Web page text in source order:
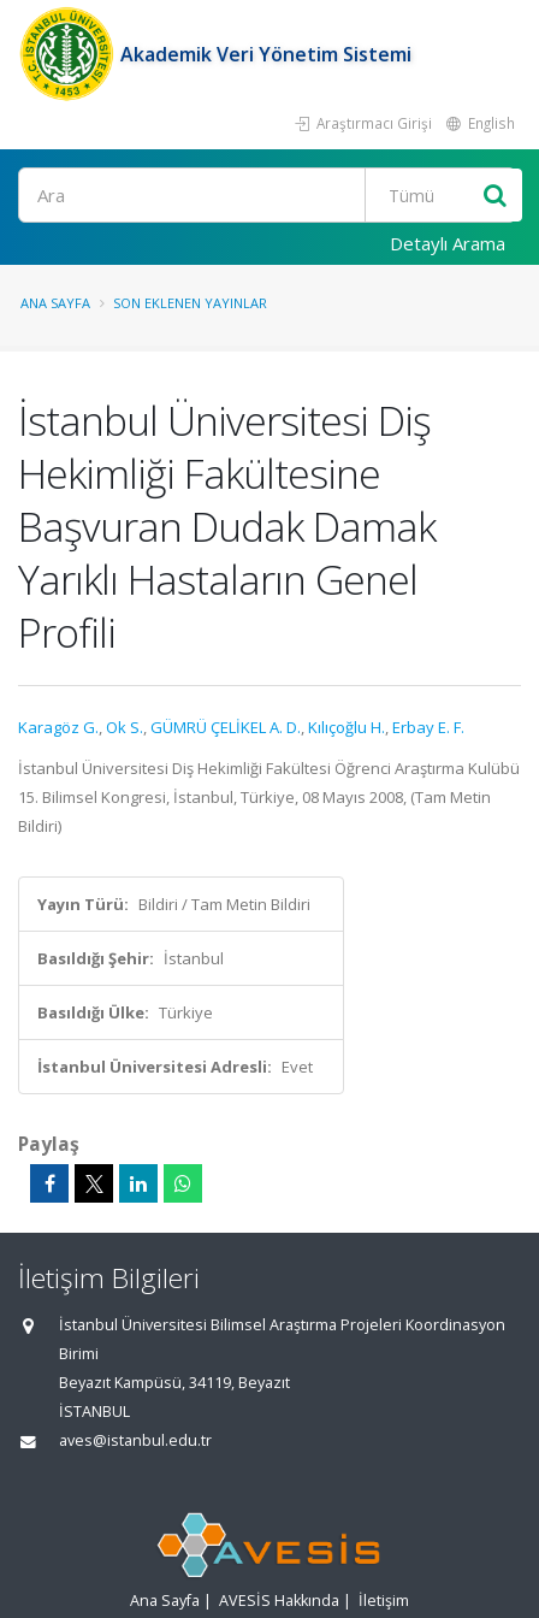
Akademik Veri Yönetim Sistemi
Araştırmacı Girişi English
Ara
Detaylı Arama
ANA SAYFA SON EKLENEN YAYINLAR
İstanbul Üniversitesi Diş
Hekimliği Fakültesine
Başvuran Dudak Damak
Yarıklı Hastaların Genel
Profili
Karagöz G.,Ok S.,GÜMRÜ ÇELİKEL A. D.,Kılıçoğlu H.,Erbay E. F.
İstanbul Üniversitesi Diş Hekimliği Fakültesi Öğrenci Araştırma Kulübü
15. Bilimsel Kongresi, İstanbul, Türkiye, 08 Mayıs 2008, (Tam Metin
Bildiri)
Yayın Türü: Bildiri / Tam Metin Bildiri
Basıldığı Şehir: İstanbul
Basıldığı Ülke: Türkiye
İstanbul Üniversitesi Adresli: Evet
Paylaş
İletişim Bilgileri
İstanbul Üniversitesi Bilimsel Araştırma Projeleri Koordinasyon
Birimi
Beyazıt Kampüsü, 34119, Beyazıt
İSTANBUL
aves@istanbul.edu.tr
Ana Sayfa | AVESİS Hakkında | İletişim